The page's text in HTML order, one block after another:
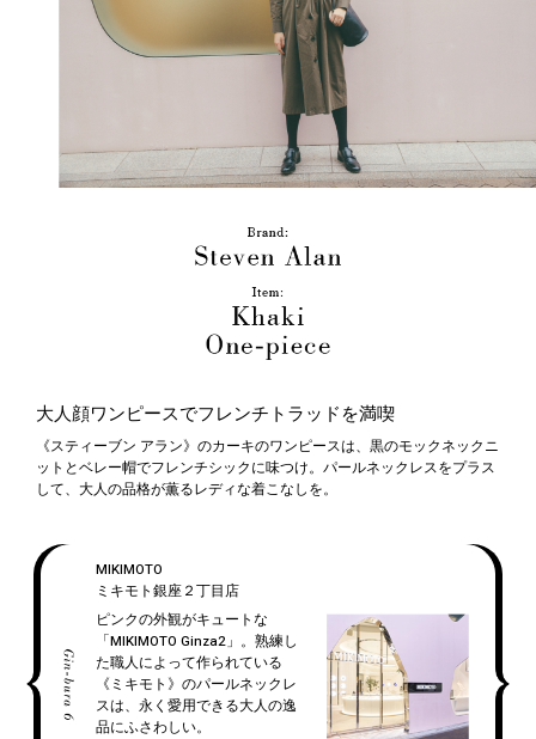
大人顔ワンピースでフレンチトラッドを満喫
《スティーブン アラン》のカーキのワンピースは、黒のモックネックニ
ットとベレー帽でフレンチシックに味つけ。パールネックレスをプラス
して、大人の品格が薫るレディな着こなしを。
MIKIMOTO
ミキモト銀座２丁目店
ピンクの外観がキュートな
「MIKIMOTO Ginza2」。熟練し
た職人によって作られている
《ミキモト》のパールネックレ
スは、永く愛用できる大人の逸
品にふさわしい。